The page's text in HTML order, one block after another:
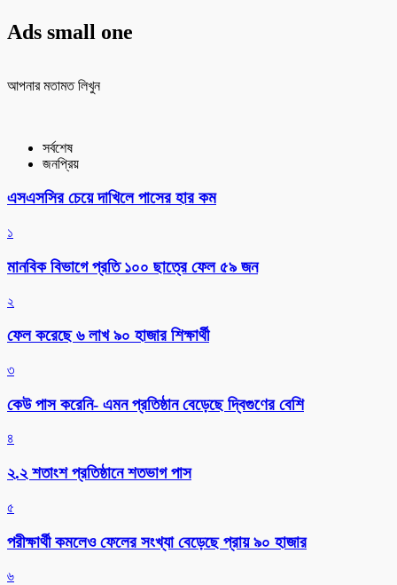
Ads small one
আপনার মতামত লিখুন
সর্বশেষ
জনপ্রিয়
এসএসসির চেয়ে দাখিলে পাসের হার কম
১
মানবিক বিভাগে প্রতি ১০০ ছাত্রে ফেল ৫৯ জন
২
ফেল করেছে ৬ লাখ ৯০ হাজার শিক্ষার্থী
৩
কেউ পাস করেনি- এমন প্রতিষ্ঠান বেড়েছে দ্বিগুণের বেশি
৪
২.২ শতাংশ প্রতিষ্ঠানে শতভাগ পাস
৫
পরীক্ষার্থী কমলেও ফেলের সংখ্যা বেড়েছে প্রায় ৯০ হাজার
৬